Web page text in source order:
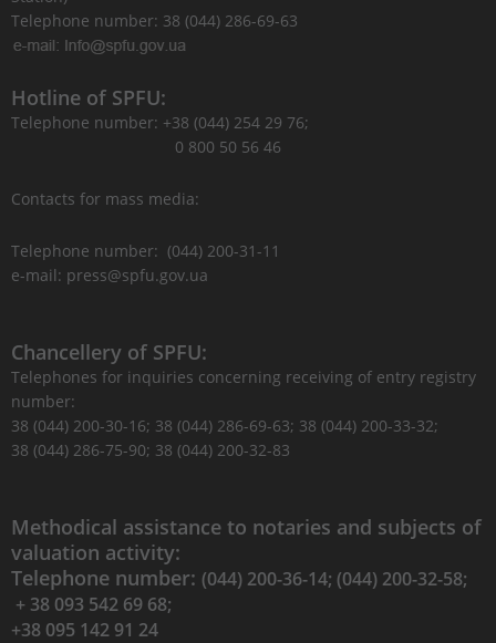
Telephone number: 38 (044) 286-69-63
Hotline of SPFU:
Telephone number: +38 (044) 254 29 76;
0 800 50 56 46
Contacts for mass media:
Telephone number: (044) 200-31-11
e-mail: press@spfu.gov.ua
Chancellery of SPFU:
Telephones for inquiries concerning receiving of entry registry
number:
38 (044) 200-30-16; 38 (044) 286-69-63; 38 (044) 200-33-32;
38 (044) 286-75-90; 38 (044) 200-32-83
Methodical assistance to notaries and subjects of
valuation activity:
Telephone number: (044) 200-36-14; (044) 200-32-58;
+ 38 093 542 69 68;
+38 095 142 91 24